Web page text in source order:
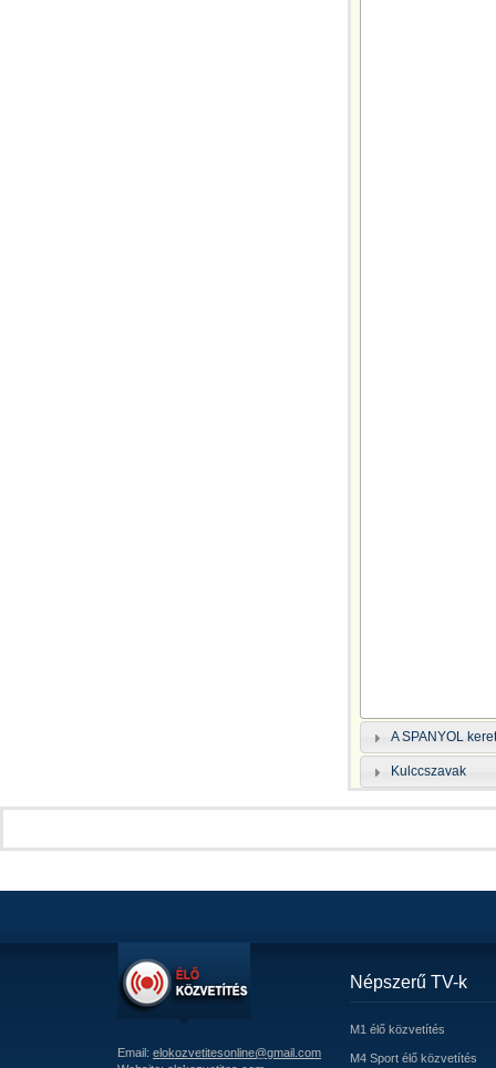
A SPANYOL keret
Kulccszavak
Email: elokozvetitesonline@gmail.com
Népszerű TV-k
M1 élő közvetítés
M4 Sport élő közvetítés